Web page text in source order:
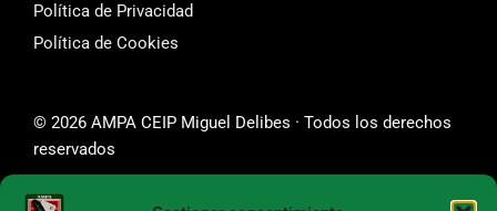
Política de Privacidad
Política de Cookies
© 2026 AMPA CEIP Miguel Delibes · Todos los derechos
reservados